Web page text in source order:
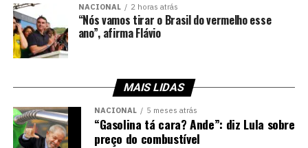
NACIONAL 2 horas atrás
“Nós vamos tirar o Brasil do vermelho esse
ano”, afirma Flávio
MAIS LIDAS
NACIONAL 5 meses atrás
“Gasolina tá cara? Ande”: diz Lula sobre
preço do combustível